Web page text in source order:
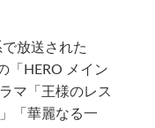
放送された
「HERO メイン
マ「王様のレス
「華麗なる一